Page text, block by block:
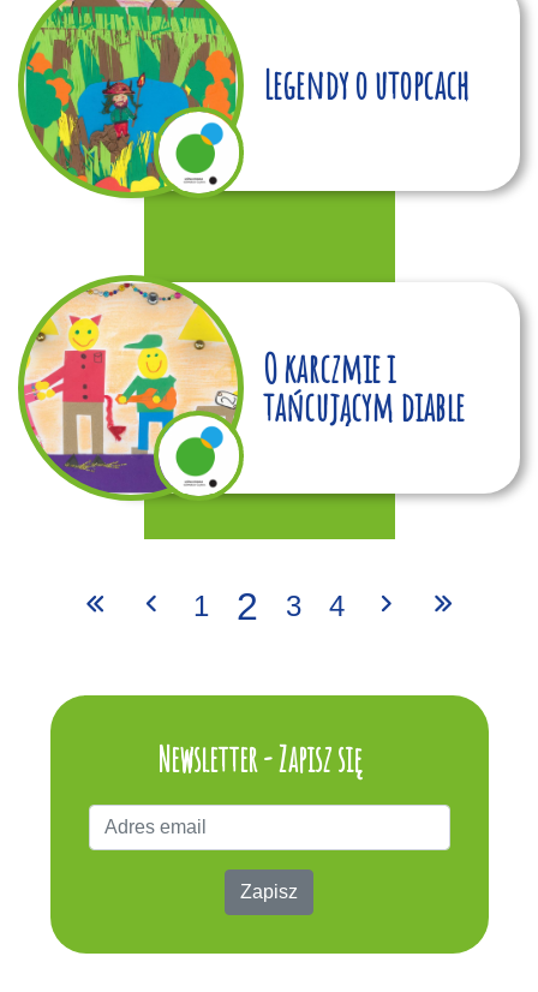
Legendy o utopcach
O karczmie i
tańcującym diable
1 2 3 4
Newsletter - Zapisz się
Zapisz